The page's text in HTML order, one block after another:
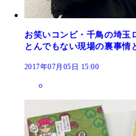
お笑いコンビ・千鳥の埼玉
とんでもない現場の裏事情
2017年07月05日 15:00